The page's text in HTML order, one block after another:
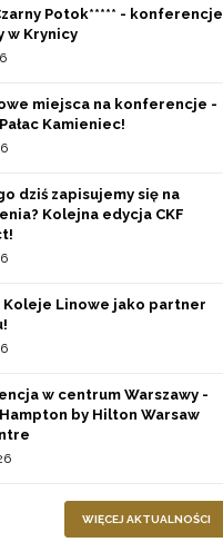
Potok***** - konferencje
w Krynicy
miejsca na konferencje -
Kamieniec!
dziś zapisujemy się na
Kolejna edycja CKF
Koleje Linowe jako partner
w centrum Warszawy -
by Hilton Warsaw
WIĘCEJ AKTUALNOŚCI